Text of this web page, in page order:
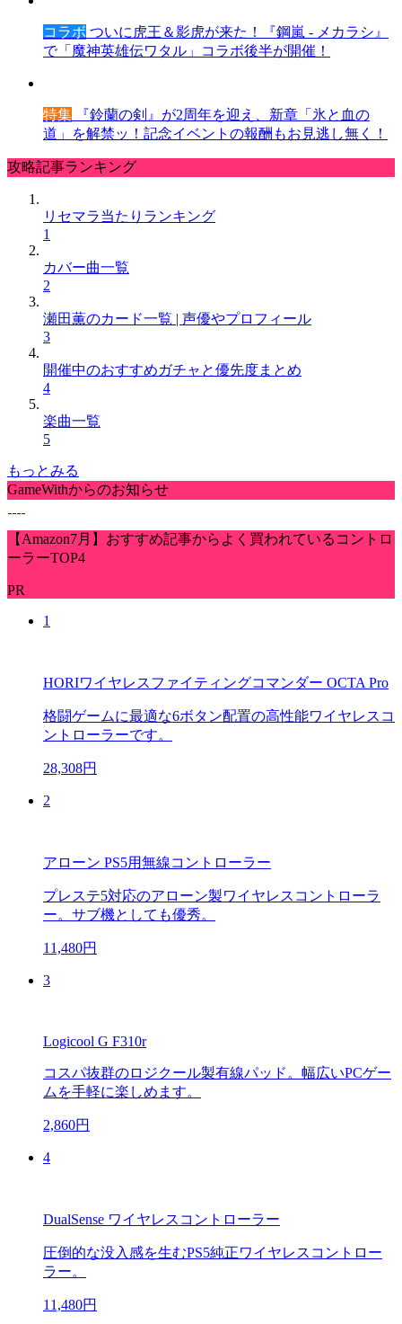
コラボ ついに虎王＆影虎が来た！『鋼嵐 - メカラシ』
で「魔神英雄伝ワタル」コラボ後半が開催！
特集 『鈴蘭の剣』が2周年を迎え、新章「氷と血の
道」を解禁ッ！記念イベントの報酬もお見逃し無く！
攻略記事ランキング
リセマラ当たりランキング
1
カバー曲一覧
2
瀬田薫のカード一覧 | 声優やプロフィール
3
開催中のおすすめガチャと優先度まとめ
4
楽曲一覧
5
もっとみる
GameWithからのお知らせ
【Amazon7月】おすすめ記事からよく買われているコントロ
ーラーTOP4
PR
1
HORIワイヤレスファイティングコマンダー OCTA Pro
格闘ゲームに最適な6ボタン配置の高性能ワイヤレスコ
ントローラーです。
28,308円
2
アローン PS5用無線コントローラー
プレステ5対応のアローン製ワイヤレスコントローラ
ー。サブ機としても優秀。
11,480円
3
Logicool G F310r
コスパ抜群のロジクール製有線パッド。幅広いPCゲー
ムを手軽に楽しめます。
2,860円
4
DualSense ワイヤレスコントローラー
圧倒的な没入感を生むPS5純正ワイヤレスコントロー
ラー。
11,480円